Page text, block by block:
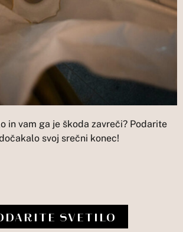
in vam ga je škoda zavreči? Podarite
svoj srečni konec!
SVETILO